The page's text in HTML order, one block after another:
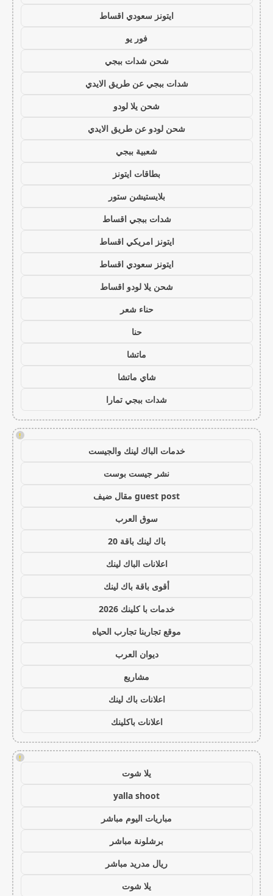
ايتونز سعودي اقساط
فور يو
شحن شدات ببجي
شدات ببجي عن طريق الايدي
شحن يلا لودو
شحن لودو عن طريق الايدي
شعبية ببجي
بطاقات ايتونز
بلايستيشن ستور
شدات ببجي اقساط
ايتونز امريكي اقساط
ايتونز سعودي اقساط
شحن يلا لودو اقساط
حناء شعر
حنا
ماتشا
شاي ماتشا
شدات ببجي تمارا
!
خدمات الباك لينك والجيست
نشر جيست بوست
guest post مقال ضيف
سوق العرب
باك لينك باقة 20
اعلانات الباك لينك
أقوى باقة باك لينك
خدمات با كلينك 2026
موقع تجاربنا تجارب الحياه
ديوان العرب
مشاريع
اعلانات باك لينك
اعلانات باكلينك
!
يلا شوت
yalla shoot
مباريات اليوم مباشر
برشلونة مباشر
ريال مدريد مباشر
يلا شوت